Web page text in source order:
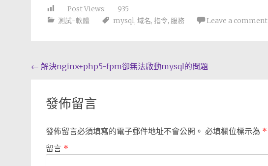
Post Views:
935
測試-軟體
mysql, 域名, 指令, 服務 Leave a comment
Post
← 解決nginx+php5-fpm卻無法啟動mysql的問題
發佈留言
發佈留言必須填寫的電子郵件地址不會公開。 必填欄位標示為 *
留言 *